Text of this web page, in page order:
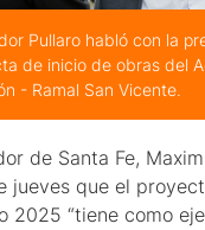
Pullaro habló con la
de inicio de obras del
- Ramal San Vicente.
de Santa Fe,
jueves que el
2025 “tiene como